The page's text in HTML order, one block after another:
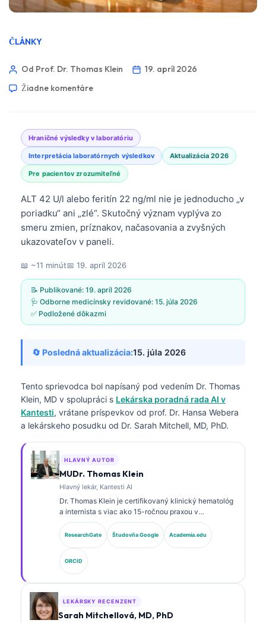
ČLÁNKY
Od Prof. Dr. Thomas Klein
19. apríl 2026
Žiadne komentáre
Hraničné výsledky v laboratóriu
Interpretácia laboratórnych výsledkov Aktualizácia 2026
Pre pacientov zrozumiteľné
ALT 42 U/l alebo feritín 22 ng/ml nie je jednoducho „v
poriadku“ ani „zlé“. Skutočný význam vyplýva zo
smeru zmien, príznakov, načasovania a zvyšných
ukazovateľov v paneli.
📖 ~11 minút📅 19. apríl 2026
📝 Publikované: 19. apríl 2026
🩺 Odborne medicínsky revidované: 15. júla 2026
✅ Podložené dôkazmi
🔄 Posledná aktualizácia:15. júla 2026
Tento sprievodca bol napísaný pod vedením Dr. Thomas
Klein, MD v spolupráci s Lekárska poradná rada AI v
Kantesti, vrátane príspevkov od prof. Dr. Hansa Webera
a lekárskeho posudku od Dr. Sarah Mitchell, MD, PhD.
HLAVNÝ AUTOR
MUDr. Thomas Klein
Hlavný lekár, Kantesti AI
Dr. Thomas Klein je certifikovaný klinický hematológ
a internista s viac ako 15-ročnou praxou v
laboratórnej medicíne a analýze klinických údajov s
podporou AI. Ako hlavný lekársky riaditeľ v
spoločnosti Kantesti AI poskytuje klinický dohľad nad
medicínskou presnosťou proprietárnej neurónovej
siete. Dr. Klein publikoval rozsiahle práce o
interpretácii biomarkerov a laboratórnej diagnostike v
oblasti laboratórnej medicíny.
ResearchGate Študovňa Google Academia.edu
ORCID
LEKÁRSKY RECENZENT
Sarah Mitchellová, MD, PhD